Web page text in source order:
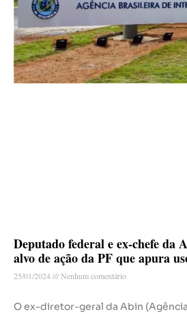
Deputado federal e ex-chefe da
alvo de ação da PF que apura
25/01/2024 Nenhum comentário
O ex-diretor-geral da Abin